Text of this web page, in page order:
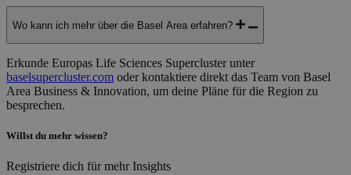
Wo kann ich mehr über die Basel Area erfahren?
Erkunde Europas Life Sciences Supercluster unter
baselsupercluster.com oder kontaktiere direkt das Team von Basel
Area Business & Innovation, um deine Pläne für die Region zu
besprechen.
Willst du mehr wissen?
Registriere dich für mehr Insights